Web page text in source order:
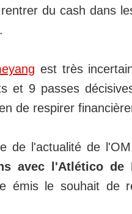
du cash dans
est très
et 9 passes
de respirer
de l'actualité de
avec l'Atlético de
émis le souhait de